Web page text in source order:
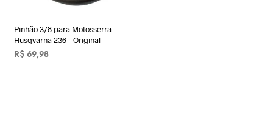
Pinhão 3/8 para Motosserra
Husqvarna 236 – Original
R$ 69,98